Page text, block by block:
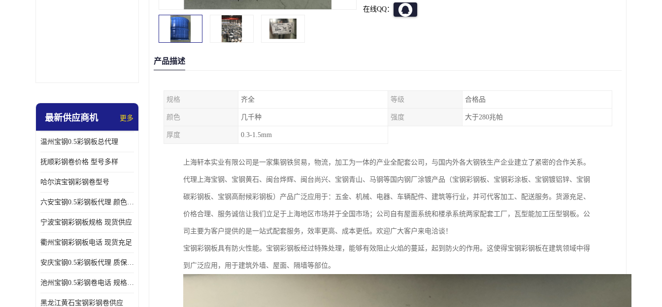
最新供应商机 更多
温州宝钢0.5彩钢板总代理
抚顺彩钢卷价格 型号多样
哈尔滨宝钢彩钢卷型号
六安宝钢0.5彩钢板代理 颜色定制
宁波宝钢彩钢板规格 现货供应
衢州宝钢彩钢板电话 现货充足
安庆宝钢0.5彩钢板代理 质保十年起
池州宝钢0.5彩钢卷电话 规格多样
黑龙江黄石宝钢彩钢卷供应
在线QQ：
产品描述
规格 齐全 等级 合格品
颜色 几千种 强度 大于280兆帕
厚度 0.3-1.5mm
上海轩本实业有限公司是一家集钢铁贸易，物流，加工为一体的产业全配套公司，与国内外各大钢铁生产企业建立了紧密的合作关系。
代理上海宝钢、宝钢黄石、闽台烨辉、闽台尚兴、宝钢青山、马钢等国内钢厂涂镀产品（宝钢彩钢板、宝钢彩涂板、宝钢镀铝锌、宝钢
碳彩钢板、宝钢高耐候彩钢板）产品广泛应用于：五金、机械、电器、车辆配件、建筑等行业，并可代客加工、配送服务。货源充足、
价格合理、服务诚信让我们立足于上海地区市场并于全国市场；公司自有屋面系统和楼承系统两家配套工厂，瓦型能加工压型钢板。公
司主要为客户提供的是一站式配套服务，效率更高、成本更低。欢迎广大客户来电洽谈！
宝钢彩钢板具有防火性能。宝钢彩钢板经过特殊处理，能够有效阻止火焰的蔓延，起到防火的作用。这使得宝钢彩钢板在建筑领域中得
到广泛应用，用于建筑外墙、屋面、隔墙等部位。